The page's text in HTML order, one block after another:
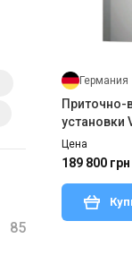
85
Германия
установки
VAR260/4
Цена
189 800 грн